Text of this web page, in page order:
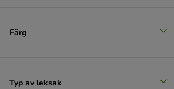
Färg
Typ av leksak